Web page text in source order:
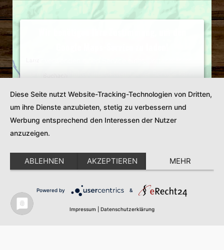
die Details durch und stimmen Sie der Nutzung des
Service zu, um diese Karte anzuzeigen.
Akzeptieren
Platform
Diese Seite nutzt Website-Tracking-Technologien von Dritten,
um ihre Dienste anzubieten, stetig zu verbessern und
Werbung entsprechend den Interessen der Nutzer
anzuzeigen.
ABLEHNEN AKZEPTIEREN MEHR
Powered by &
Impressum Datenschutzerklärung